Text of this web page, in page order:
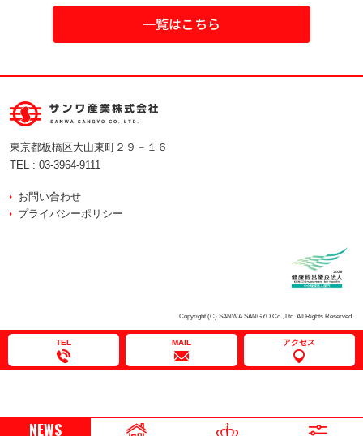
一覧はこちら
東京都板橋区大山東町２９－１６
TEL : 03-3964-9111
お問い合わせ
プライバシーポリシー
Copyright (C) SANWA SANGYO Co., Ltd. All Rights Reserved.
TEL MAIL アクセス
NEWS